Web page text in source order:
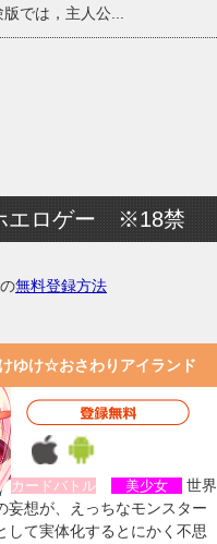
では，主人公...
エロゲー ※18禁
無料登録方法
ゆけ☆おさわりアイランド
カードバトル 美少女
世界
妄想が、えっちなモンスター
して実体化するとにかく不思